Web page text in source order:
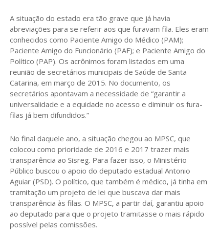
A situação do estado era tão grave que já havia
abreviações para se referir aos que furavam fila. Eles eram
conhecidos como Paciente Amigo do Médico (PAM);
Paciente Amigo do Funcionário (PAF); e Paciente Amigo do
Político (PAP). Os acrônimos foram listados em uma
reunião de secretários municipais de Saúde de Santa
Catarina, em março de 2015. No documento, os
secretários apontavam a necessidade de “garantir a
universalidade e a equidade no acesso e diminuir os fura-
filas já bem difundidos.”
No final daquele ano, a situação chegou ao MPSC, que
colocou como prioridade de 2016 e 2017 trazer mais
transparência ao Sisreg. Para fazer isso, o Ministério
Público buscou o apoio do deputado estadual Antonio
Aguiar (PSD). O político, que também é médico, já tinha em
tramitação um projeto de lei que buscava dar mais
transparência às filas. O MPSC, a partir daí, garantiu apoio
ao deputado para que o projeto tramitasse o mais rápido
possível pelas comissões.